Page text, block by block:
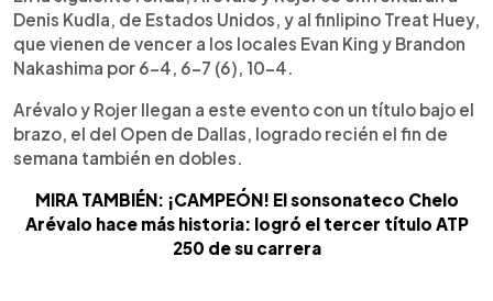
Denis Kudla, de Estados Unidos, y al finlipino Treat Huey,
que vienen de vencer a los locales Evan King y Brandon
Nakashima por 6-4, 6-7 (6), 10-4.
Arévalo y Rojer llegan a este evento con un título bajo el
brazo, el del Open de Dallas, logrado recién el fin de
semana también en dobles.
MIRA TAMBIÉN: ¡CAMPEÓN! El sonsonateco Chelo
Arévalo hace más historia: logró el tercer título ATP
250 de su carrera